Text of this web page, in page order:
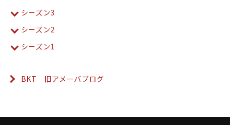
シーズン3
シーズン2
シーズン1
BKT 旧アメーバブログ